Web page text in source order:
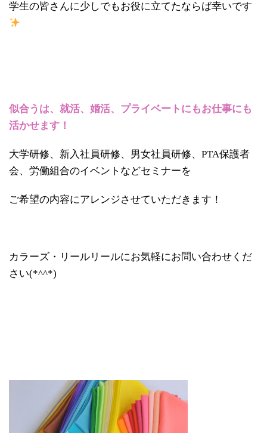
学生の皆さんに少しでもお役に立てたならば幸いです
似合うは、就活、婚活、プライベートにもお仕事にも
活かせます！
大学研修、新入社員研修、男女社員研修、PTA保護者
会、労働組合のイベントなどセミナーを
ご希望の内容にアレンジさせていただきます！
カラーズ・リールリールにお気軽にお問い合わせくだ
さい(*^^*)